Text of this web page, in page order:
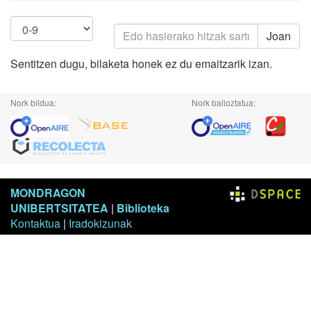
Joan
Sentitzen dugu, bilaketa honek ez du emaitzarik izan.
Nork bildua: Nork balioztatua:
MONDRAGON
UNIBERTSITATEA | Biblioteka
Kontaktua | Iradokizunak